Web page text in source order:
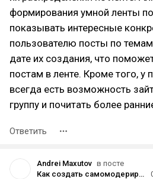
формирования умной ленты
показывать интересные
пользователю посты по
дате их создания, что
постам в ленте. Кроме того, у
всегда есть возможность
группу и почитать более
Ответить
Andrei Maxutov в посте
Как создать самомодерируемое сообщество